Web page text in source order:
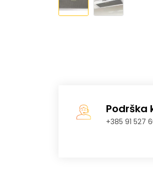
Podrška
+385 91 527